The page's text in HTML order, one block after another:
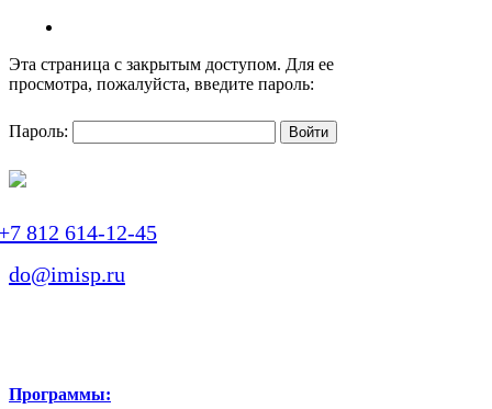
Эта страница с закрытым доступом. Для ее
просмотра, пожалуйста, введите пароль:
Пароль:
812 614-12-45
do@imisp.ru
Программы: